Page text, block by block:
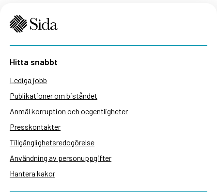
Hitta snabbt
Lediga jobb
Publikationer om biståndet
Anmäl korruption och oegentligheter
Presskontakter
Tillgänglighetsredogörelse
Användning av personuppgifter
Hantera kakor